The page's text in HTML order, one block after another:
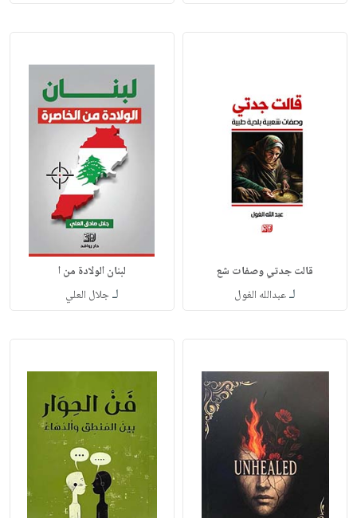
قالت جدتي وصفات شع
لـعبدالله الغول
لبنان الولادة من ا
لـجلال العلي